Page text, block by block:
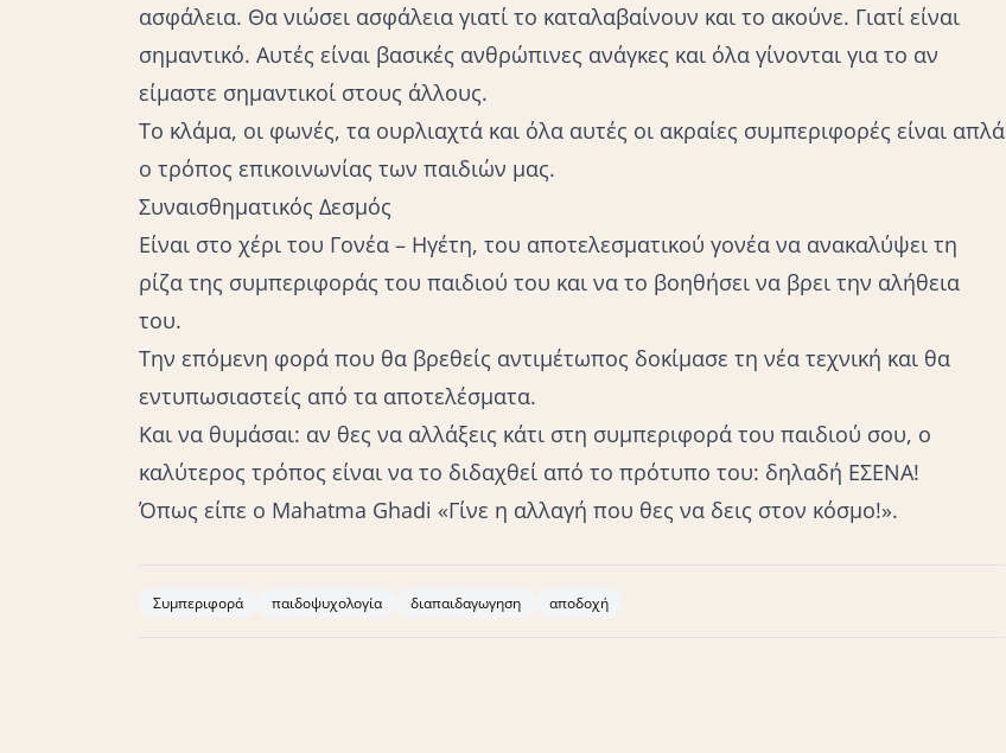
ασφάλεια. Θα νιώσει ασφάλεια γιατί το καταλαβαίνουν και το ακούνε. Γιατί είναι
σημαντικό. Αυτές είναι βασικές ανθρώπινες ανάγκες και όλα γίνονται για το αν
είμαστε σημαντικοί στους άλλους.
Το κλάμα, οι φωνές, τα ουρλιαχτά και όλα αυτές οι ακραίες συμπεριφορές είναι απλά
ο τρόπος επικοινωνίας των παιδιών μας.
Συναισθηματικός Δεσμός
Είναι στο χέρι του Γονέα – Ηγέτη, του αποτελεσματικού γονέα να ανακαλύψει τη
ρίζα της συμπεριφοράς του παιδιού του και να το βοηθήσει να βρει την αλήθεια
του.
Την επόμενη φορά που θα βρεθείς αντιμέτωπος δοκίμασε τη νέα τεχνική και θα
εντυπωσιαστείς από τα αποτελέσματα.
Και να θυμάσαι: αν θες να αλλάξεις κάτι στη συμπεριφορά του παιδιού σου, ο
καλύτερος τρόπος είναι να το διδαχθεί από το πρότυπο του: δηλαδή ΕΣΕΝΑ!
Όπως είπε ο Mahatma Ghadi «Γίνε η αλλαγή που θες να δεις στον κόσμο!».
Συμπεριφορά παιδοψυχολογία διαπαιδαγωγηση αποδοχή